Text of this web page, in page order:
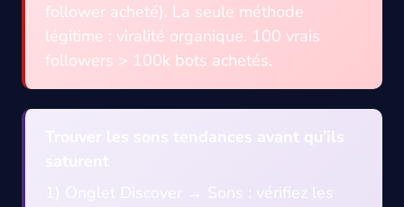
follower acheté). La seule méthode
légitime : viralité organique. 100 vrais
followers > 100k bots achetés.
Trouver les sons tendances avant qu’ils
1) Onglet Discover → Sons : vérifiez les